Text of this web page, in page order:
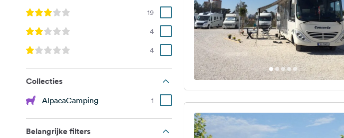
19
4
4
Collecties
AlpacaCamping 1
Belangrijke filters